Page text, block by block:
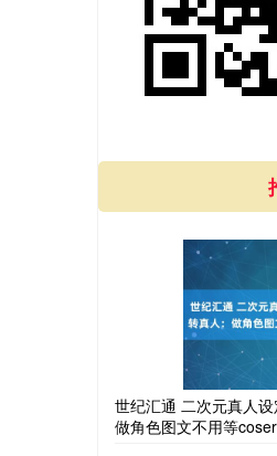
世纪汇通 二次元真人
做角色图文不用等